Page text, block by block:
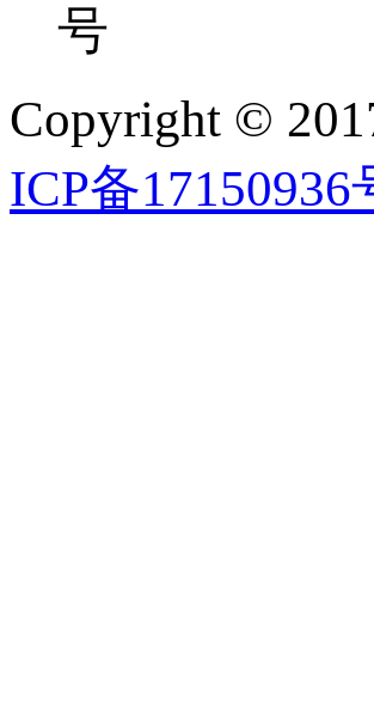
号
Copyright ©
ICP备17150936